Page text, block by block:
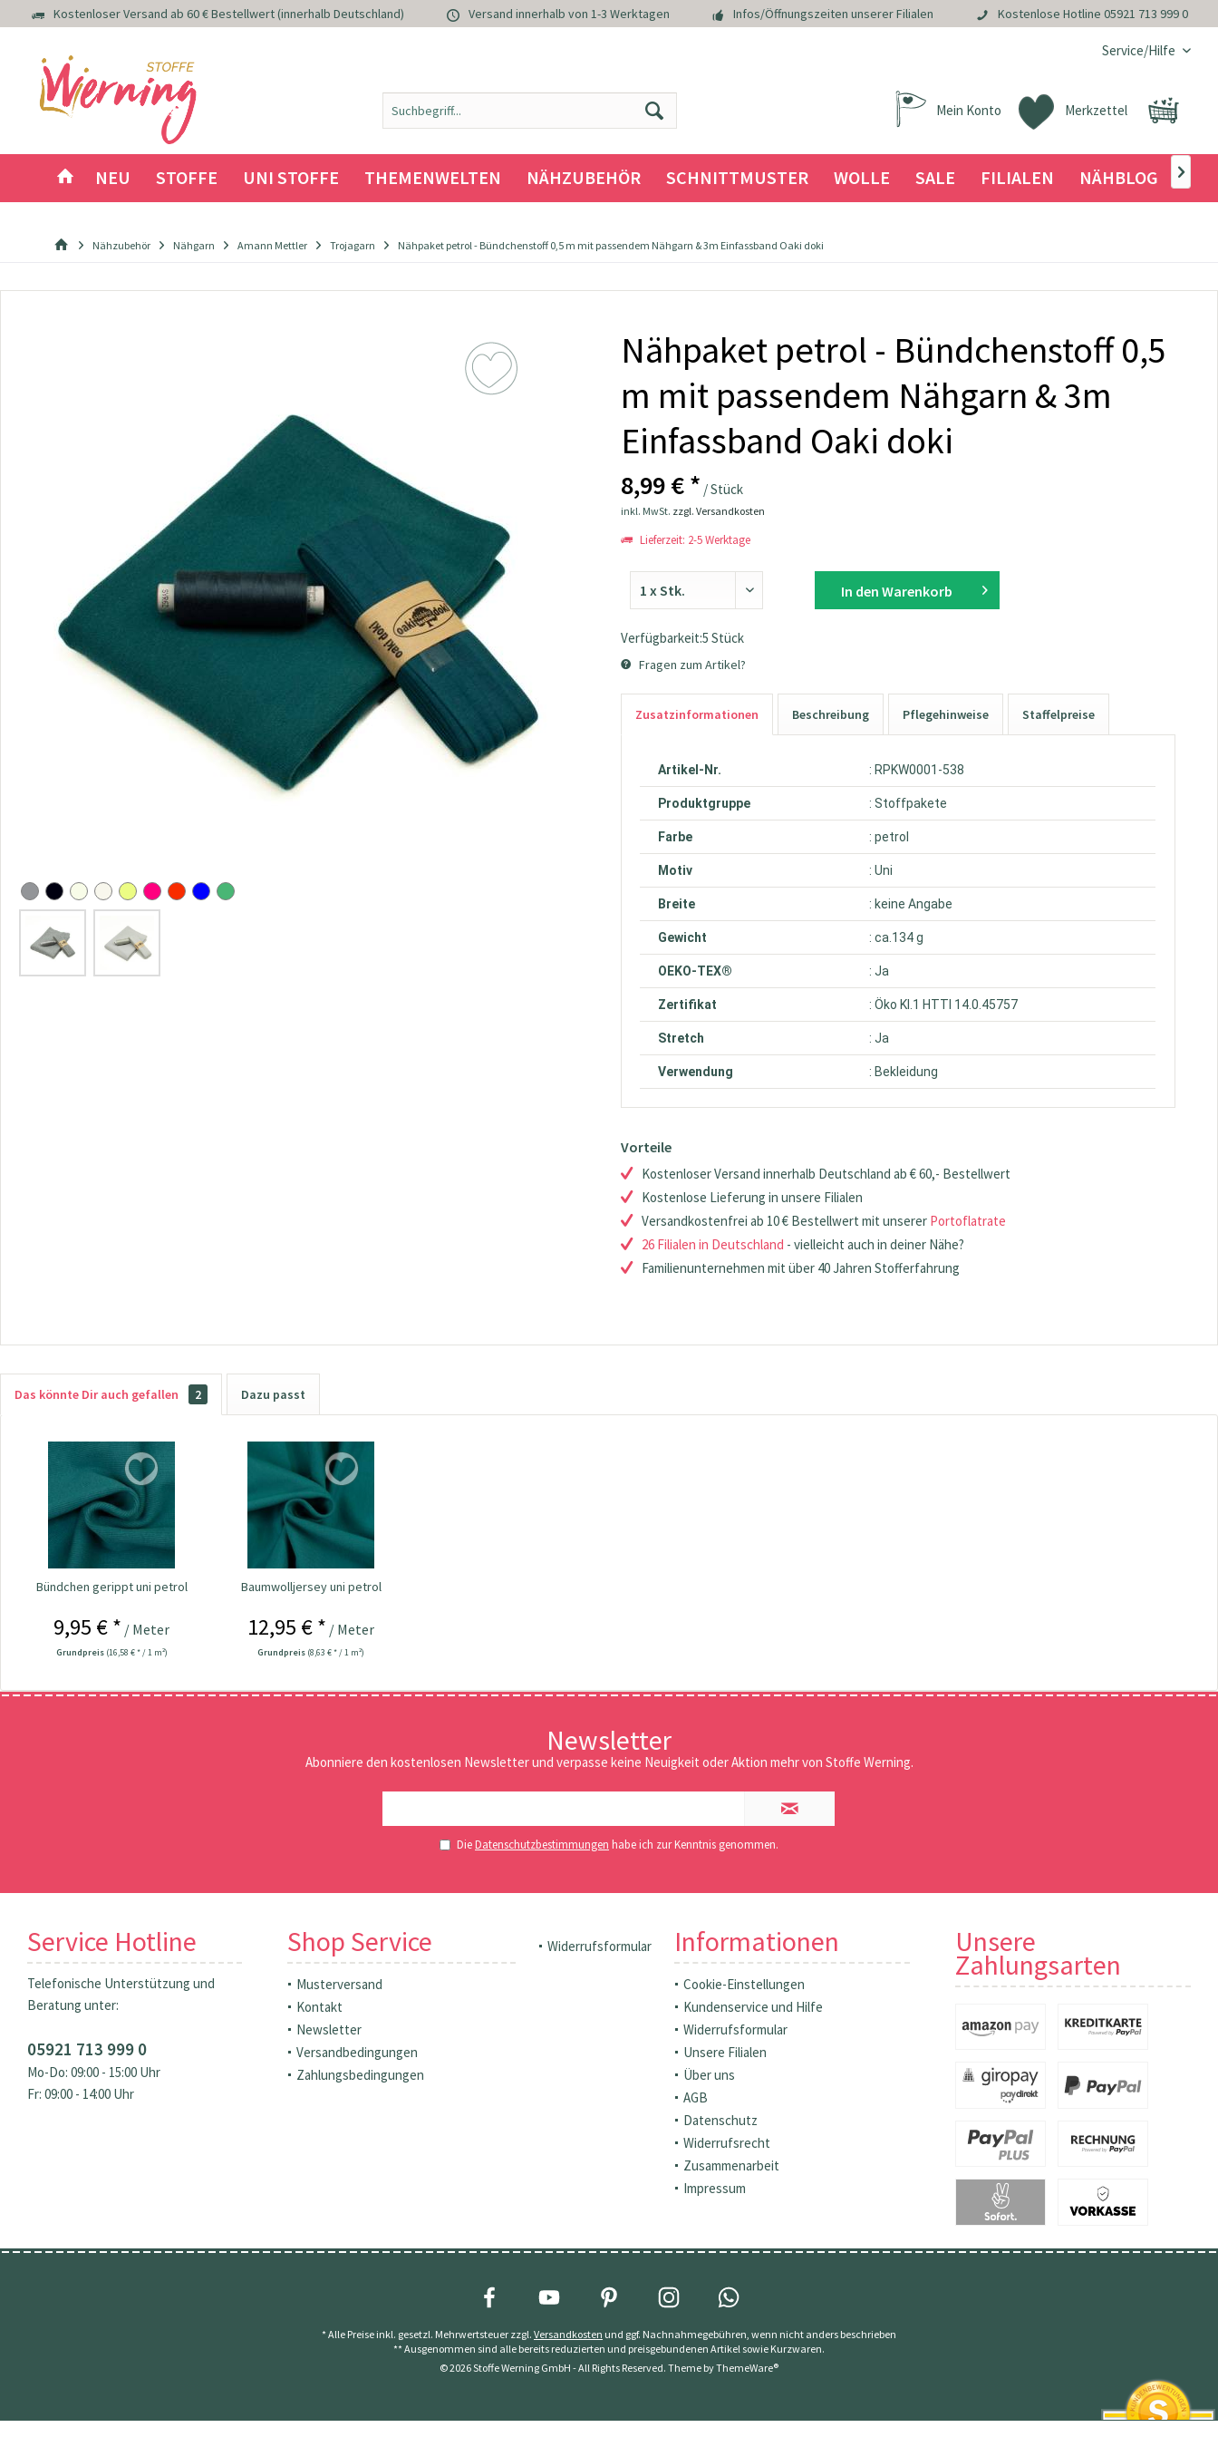
Kostenloser Versand ab 60 € Bestellwert (innerhalb Deutschland) Versand innerhalb von 1-3 Werktagen Infos/Öffnungszeiten unserer Filialen Kostenlose Hotline 05921 713 999 0
Service/Hilfe
Merkzettel
Mein Konto
NEU STOFFE UNI STOFFE THEMENWELTEN NÄHZUBEHÖR SCHNITTMUSTER WOLLE SALE FILIALEN NÄHBLOG 
Nähzubehör Nähgarn Amann Mettler Trojagarn Nähpaket petrol - Bündchenstoff 0,5 m mit passendem Nähgarn & 3m Einfassband Oaki doki
Nähpaket petrol - Bündchenstoff 0,5
m mit passendem Nähgarn & 3m
Einfassband Oaki doki
8,99 € * / Stück
inkl. MwSt. zzgl. Versandkosten
Lieferzeit: 2-5 Werktage
In den Warenkorb
Verfügbarkeit:5 Stück
Fragen zum Artikel?
Zusatzinformationen Beschreibung Pflegehinweise Staffelpreise
Artikel-Nr. : RPKW0001-538
Produktgruppe : Stoffpakete
Farbe : petrol
Motiv : Uni
Breite : keine Angabe
Gewicht : ca.134 g
OEKO-TEX® : Ja
Zertifikat : Öko Kl.1 HTTI 14.0.45757
Stretch : Ja
Verwendung : Bekleidung
Vorteile
Kostenloser Versand innerhalb Deutschland ab € 60,- Bestellwert
Kostenlose Lieferung in unsere Filialen
Versandkostenfrei ab 10 € Bestellwert mit unserer Portoflatrate
26 Filialen in Deutschland - vielleicht auch in deiner Nähe?
Familienunternehmen mit über 40 Jahren Stofferfahrung
Das könnte Dir auch gefallen 2 Dazu passt
Bündchen gerippt uni petrol
9,95 € * / Meter
Grundpreis (16,58 € * / 1 m²)
Baumwolljersey uni petrol
12,95 € * / Meter
Grundpreis (8,63 € * / 1 m²)
Newsletter
Abonniere den kostenlosen Newsletter und verpasse keine Neuigkeit oder Aktion mehr von Stoffe Werning.
DieDatenschutzbestimmungen habe ich zur Kenntnis genommen.
Service Hotline
Telefonische Unterstützung und
Beratung unter:
05921 713 999 0
Mo-Do: 09:00 - 15:00 Uhr
Fr: 09:00 - 14:00 Uhr
Shop Service
Musterversand
Kontakt
Newsletter
Versandbedingungen
Zahlungsbedingungen
Widerrufsformular Informationen
Cookie-Einstellungen
Kundenservice und Hilfe
Widerrufsformular
Unsere Filialen
Über uns
AGB
Datenschutz
Widerrufsrecht
Zusammenarbeit
Impressum
Unsere
Zahlungsarten
* Alle Preise inkl. gesetzl. Mehrwertsteuer zzgl. Versandkosten und ggf. Nachnahmegebühren, wenn nicht anders beschrieben
** Ausgenommen sind alle bereits reduzierten und preisgebundenen Artikel sowie Kurzwaren.
© 2026 Stoffe Werning GmbH - All Rights Reserved. Theme byThemeWare®